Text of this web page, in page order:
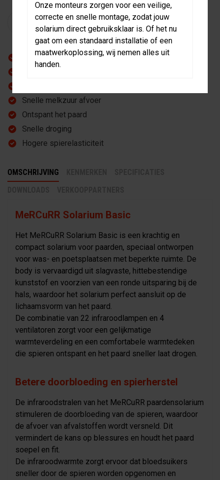
IN WINKELWAGEN
Gezond voor paard
Snelle melkzuur afvoer
Ontspant het paard
Snelle droging
Hogere spierelasticiteit
OMSCHRIJVING
MeRCuRR Solarium Basic
Het MeRCuRR Solarium Basic is een krachtig en
compact solarium voor paarden, speciaal ontworpen
voor was- en poetsplaatsen met beperkte ruimte. De
body is vervaardigd uit slagvaste, hittebestendige
kunststof en voorzien van een ronde uitsparing bij de
hals, waardoor het solarium perfect aansluit op de
lichaamsvorm van het paard.
De combinatie van 22 infraroodlampen en 4
ventilatoren zorgt voor een gelijkmatige
warmteverdeling en een comfortabele warmtedeken
die spieren ontspant en het paard sneller laat drogen.
Betere doorbloeding en spierherstel
De infraroodstralen van het MeRCuRR paardensolarium
stimuleren de doorbloeding van de spieren, waardoor
de afvoer van afvalstoffen wordt versneld. Dit
vermindert de kans op blessures en houdt het paard
soepel en fit.
De infraroodwarmte zorgt ervoor dat bloedsuikers
sneller door de spieren worden opgenomen en
Onze monteurs zorgen voor een veilige,
correcte en snelle montage, zodat jouw
solarium direct gebruiksklaar is. Of het nu
gaat om een standaard installatie of een
maatwerkoplossing, wij nemen alles uit
handen.